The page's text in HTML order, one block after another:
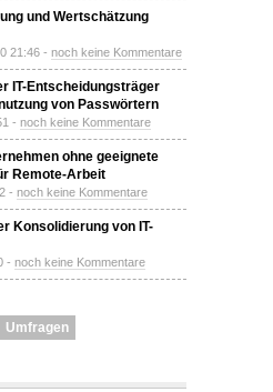
und Wertschätzung
21:46 - noch keine Kommentare
IT-Entscheidungsträger
von Passwörtern
- noch keine Kommentare
ohne geeignete
Remote-Arbeit
- noch keine Kommentare
Konsolidierung von IT-
- noch keine Kommentare
Umfragen